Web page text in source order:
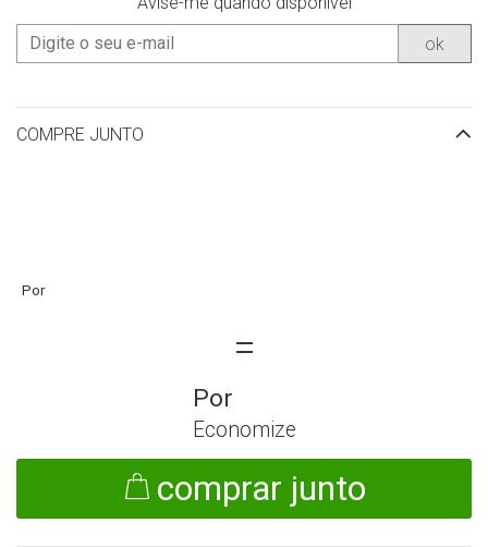
ok
COMPRE JUNTO
Economize
comprar junto